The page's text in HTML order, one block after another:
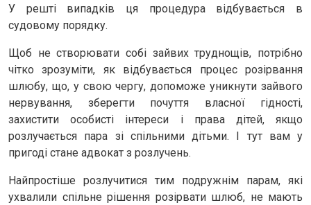
У решті випадків ця процедура відбувається в
судовому порядку.
Щоб не створювати собі зайвих труднощів, потрібно
чітко зрозуміти, як відбувається процес розірвання
шлюбу, що, у свою чергу, допоможе уникнути зайвого
нервування, зберегти почуття власної гідності,
захистити особисті інтереси і права дітей, якщо
розлучається пара зі спільними дітьми. І тут вам у
пригоді стане адвокат з розлучень.
Найпростіше розлучитися тим подружнім парам, які
ухвалили спільне рішення розірвати шлюб, не мають